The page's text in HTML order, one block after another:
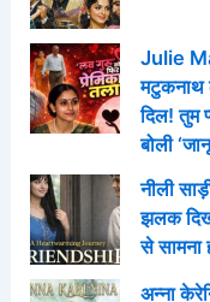
Julie
मटुकनाथ
दिल! तुम
बोली
नीली
झलक
से सामना
अन्ना